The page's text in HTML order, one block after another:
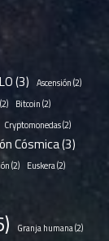
(3) Ascensión(2)
(2) Bitcoin(2)
Cryptomonedas(2)
Cósmica(3)
(2) Euskera(2)
Granja humana(2)